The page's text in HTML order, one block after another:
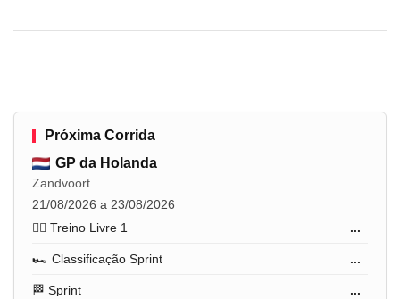
Próxima Corrida
GP da Holanda
Zandvoort
21/08/2026 a 23/08/2026
🏋️‍♂️ Treino Livre 1
...
🏎️ Classificação Sprint ...
🏁 Sprint ...